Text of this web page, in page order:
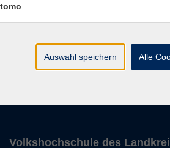
Außenstellen Landkreisweites
Volkshochschule des
Auswahl speichern Alle